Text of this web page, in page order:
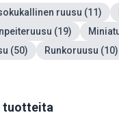
ruusu (11)
(19)
(50)
Runkoruusu (10)
tuotteita